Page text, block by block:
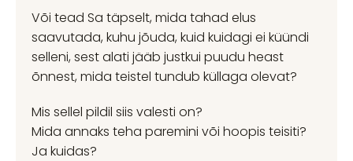
Või tead Sa täpselt, mida tahad elus
saavutada, kuhu jõuda, kuid kuidagi ei küündi
selleni, sest alati jääb justkui puudu heast
õnnest, mida teistel tundub küllaga olevat?
Mis sellel pildil siis valesti on?
Mida annaks teha paremini või hoopis teisiti?
Ja kuidas?